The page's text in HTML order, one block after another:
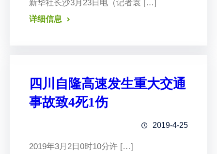
新华社长沙3月23日电（记者袁 […]
详细信息
四川自隆高速发生重大交通
事故致4死1伤
2019-4-25
2019年3月2日0时10分许 […]